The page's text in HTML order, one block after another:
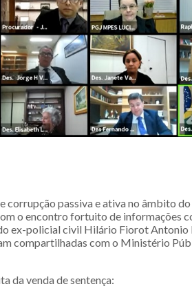
corrupção passiva e ativa no âmbito
o encontro fortuito de informações
ex-policial civil Hilário Fiorot Antonio
compartilhadas com o Ministério
da venda de sentença: